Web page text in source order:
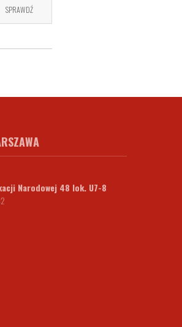
SPRAWDŹ
Narodowej 48 lok. U7-8